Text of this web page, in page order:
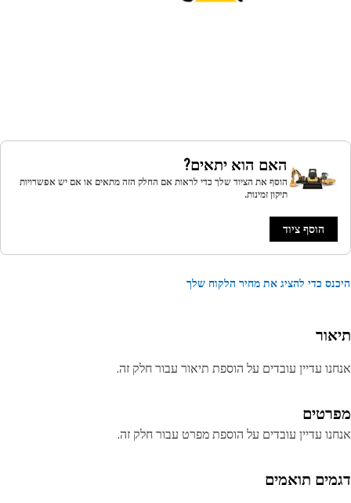
האם הוא יתאים?
הוסף את הציוד שלך כדי לראות אם החלק הזה מתאים או אם יש אפשרויות
תיקון זמינות.
הוסף ציוד
כדי להציג את מחיר הלקוח שלך
עדיין עובדים על הוספת תיאור עבור חלק זה.
עדיין עובדים על הוספת מפרט עבור חלק זה.
תואמים